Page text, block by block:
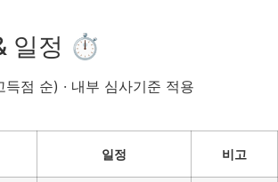
일정 ⏱
점 순) · 내부 심사기준 적용
일정 비고